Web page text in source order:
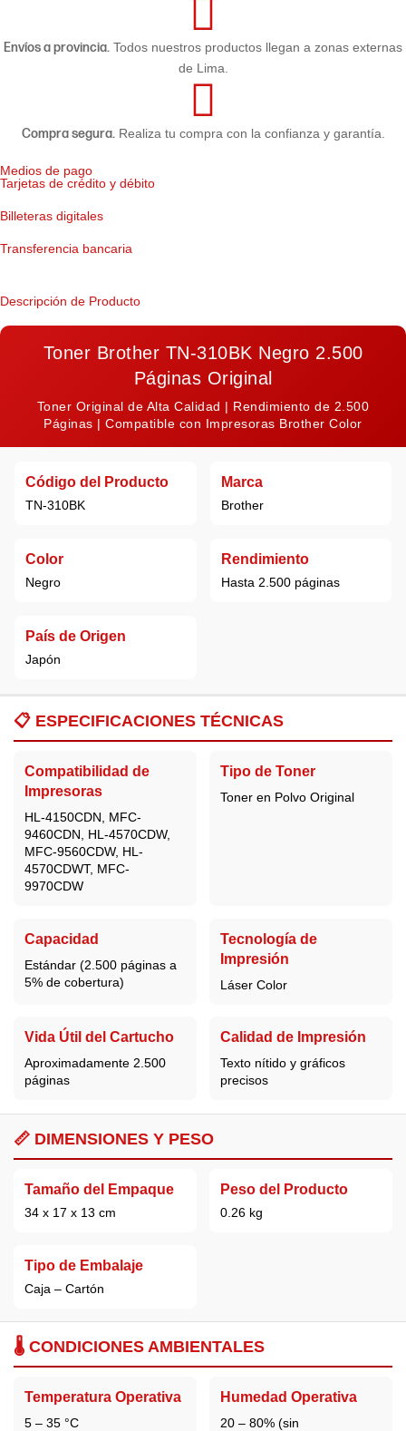
Envíos a provincia. Todos nuestros productos llegan a zonas externas
de Lima.
Compra segura.Realiza tu compra con la confianza y garantía.
Medios de pago
Tarjetas de crédito y débito
Billeteras digitales
Transferencia bancaria
Descripción de Producto
Toner Brother TN-310BK Negro 2.500
Páginas Original
Toner Original de Alta Calidad | Rendimiento de 2.500
Páginas | Compatible con Impresoras Brother Color
Código del Producto
TN-310BK
Marca
Brother
Color
Negro
Rendimiento
Hasta 2.500 páginas
País de Origen
Japón
📋 ESPECIFICACIONES TÉCNICAS
Compatibilidad de
Impresoras
HL-4150CDN, MFC-
9460CDN, HL-4570CDW,
MFC-9560CDW, HL-
4570CDWT, MFC-
9970CDW
Tipo de Toner
Toner en Polvo Original
Capacidad
Estándar (2.500 páginas a
5% de cobertura)
Tecnología de
Impresión
Láser Color
Vida Útil del Cartucho
Aproximadamente 2.500
páginas
Calidad de Impresión
Texto nítido y gráficos
precisos
📏 DIMENSIONES Y PESO
Tamaño del Empaque
34 x 17 x 13 cm
Peso del Producto
0.26 kg
Tipo de Embalaje
Caja – Cartón
🌡️ CONDICIONES AMBIENTALES
Temperatura Operativa
5 – 35 °C
Humedad Operativa
20 – 80% (sin